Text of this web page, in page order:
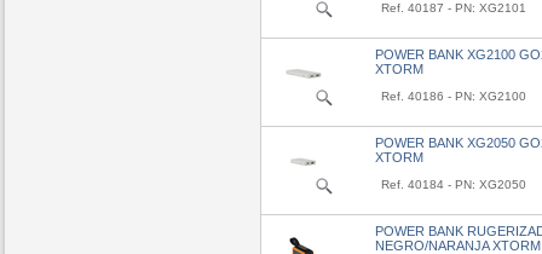
Ref. 40187 - PN: XG2101
POWER BANK XG2100
XTORM
Ref. 40186 - PN: XG2100
POWER BANK XG2050
XTORM
Ref. 40184 - PN: XG2050
POWER BANK
NEGRO/NARANJA XTORM